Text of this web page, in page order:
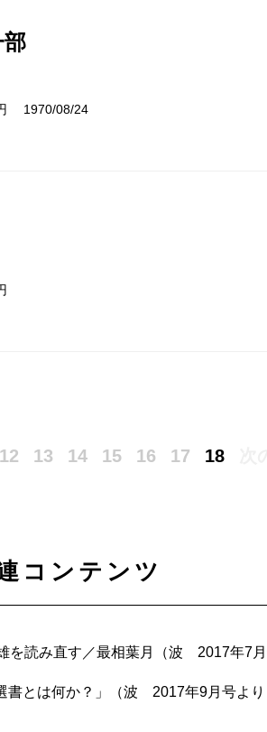
1970/08/24
12 13 14 15 16 17 18
コンテンツ
を読み直す／最相葉月（波 2017年7月
書とは何か？」（波 2017年9月号より